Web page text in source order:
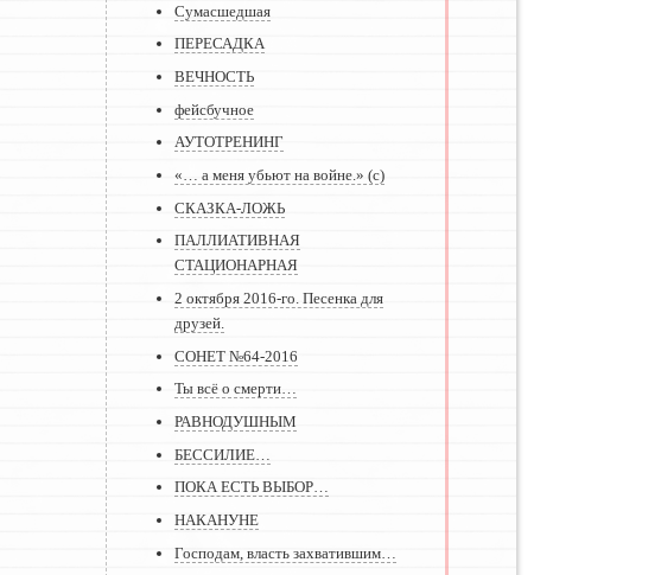
Сумасшедшая
ПЕРЕСАДКА
ВЕЧНОСТЬ
фейсбучное
АУТОТРЕНИНГ
«… а меня убьют на войне.» (с)
СКАЗКА-ЛОЖЬ
ПАЛЛИАТИВНАЯ
СТАЦИОНАРНАЯ
2 октября 2016-го. Песенка для
друзей.
СОНЕТ №64-2016
Ты всё о смерти…
РАВНОДУШНЫМ
БЕССИЛИЕ…
ПОКА ЕСТЬ ВЫБОР…
НАКАНУНЕ
Господам, власть захватившим…